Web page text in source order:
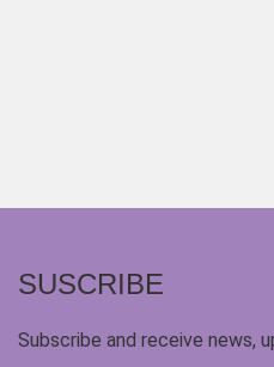
SUSCRIBE
Subscribe and receive news,